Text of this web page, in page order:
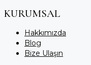
KURUMSAL
Hakkımızda
Blog
Bize Ulaşın